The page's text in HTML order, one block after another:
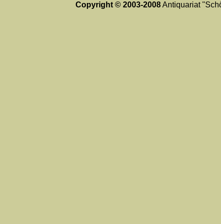
Copyright © 2003-2008Antiquariat